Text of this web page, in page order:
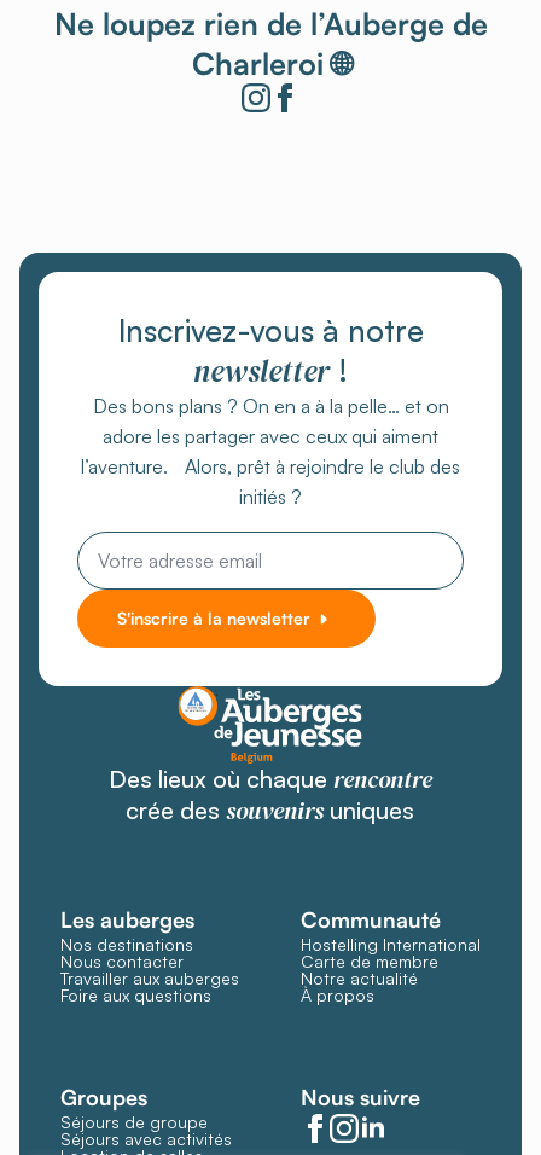
Ne loupez rien de l’Auberge de
Charleroi 🌐
Inscrivez-vous à notre
newsletter!
Des bons plans ? On en a à la pelle… et on
adore les partager avec ceux qui aiment
l’aventure. Alors, prêt à rejoindre le club des
initiés ?
Email
S'inscrire à la newsletter
Des lieux où chaque rencontre
crée dessouvenirsuniques
Les auberges
Nos destinations
Nous contacter
Travailler aux auberges
Foire aux questions
Communauté
Hostelling International
Carte de membre
Notre actualité
À propos
Groupes
Séjours de groupe
Séjours avec activités
Nous suivre